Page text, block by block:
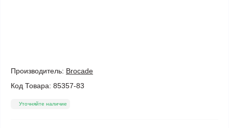
Производитель: Brocade
Код Товара: 85357-83
Уточняйте наличие